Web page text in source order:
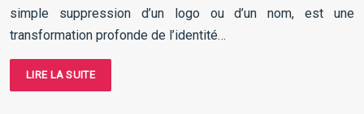
simple suppression d’un logo ou d’un nom, est une
transformation profonde de l’identité…
LIRE LA SUITE